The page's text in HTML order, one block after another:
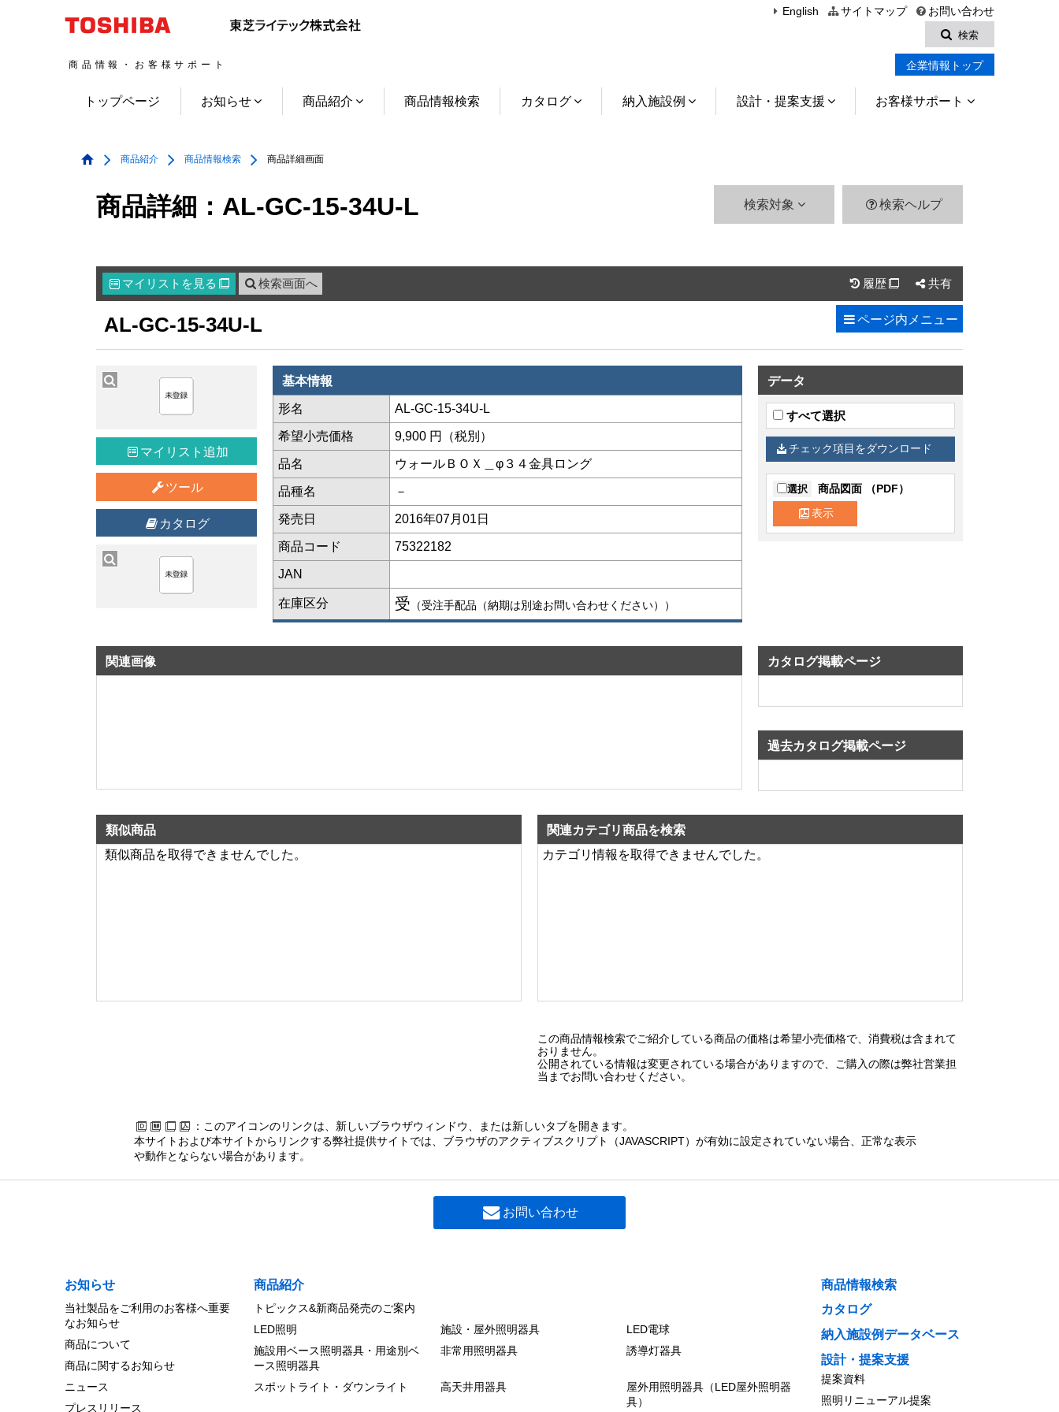
English サイトマップ
お問い合わせ
検索
商品情報・お客様サポート 企業情報トップ
トップページ お知らせ 商品紹介 商品情報検索 カタログ 納入施設例 設計・提案支援 お客様サポート
商品紹介 商品情報検索 商品詳細画面
商品詳細：AL-GC-15-34U-L 検索対象 検索ヘルプ
マイリスト を見る  検索画面へ 履歴  共有
AL-GC-15-34U-L ページ内 メニュー
マイリスト追加
ツール
カタログ
基本情報
形名 AL-GC-15-34U-L
希望小売価格 9,900 円（税別）
品名 ウォールＢＯＸ＿φ３４金具ロング
品種名 －
発売日 2016年07月01日
商品コード 75322182
JAN
在庫区分 受 （受注手配品（納期は別途お問い合わせください））
データ
すべて選択
チェック項目をダウンロード
選択 商品図面 （PDF）
表示
関連画像 カタログ掲載ページ
過去カタログ掲載ページ
類似商品
類似商品を取得できませんでした。
関連カテゴリ商品を検索
カテゴリ情報を取得できませんでした。
この商品情報検索でご紹介している商品の価格は希望小売価格で、消費税は含まれて
おりません。
公開されている情報は変更されている場合がありますので、ご購入の際は弊社営業担
当までお問い合わせください。
：このアイコンのリンクは、新しいブラウザウィンドウ、または新しいタブを開きます。
本サイトおよび本サイトからリンクする弊社提供サイトでは、ブラウザのアクティブスクリプト（JAVASCRIPT）が有効に設定されていない場合、正常な表示
や動作とならない場合があります。
お問い合わせ
お知らせ
当社製品をご利用のお客様へ重要
なお知らせ
商品について
商品に関するお知らせ
ニュース
プレスリリース
商品紹介
トピックス&新商品発売のご案内
LED照明
施設・屋外照明器具
LED電球
施設用ベース照明器具・用途別ベ
ース照明器具
非常用照明器具 誘導灯器具
スポットライト・ダウンライト 高天井用器具
屋外用照明器具（LED屋外照明器
具）
商品情報検索
カタログ
納入施設例データベース
設計・提案支援
提案資料
照明リニューアル提案